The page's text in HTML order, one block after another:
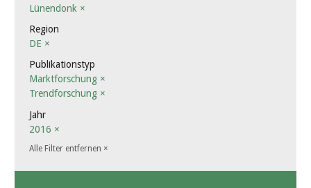
Lünendonk ×
Region
DE ×
Publikationstyp
Marktforschung ×
Trendforschung ×
Jahr
2016 ×
Alle Filter entfernen ×